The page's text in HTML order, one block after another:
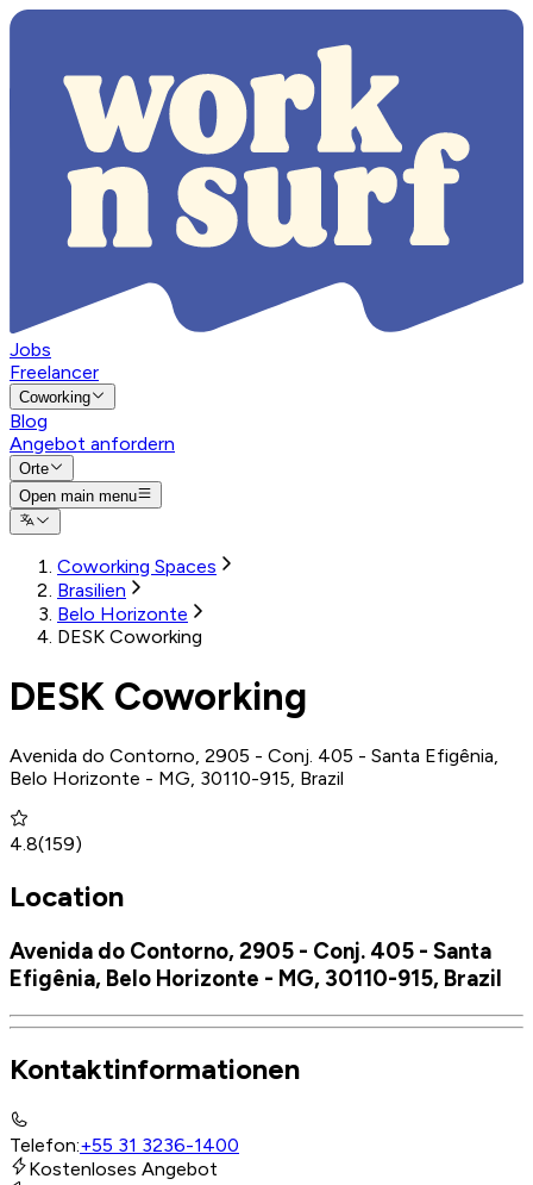
Jobs
Freelancer
Coworking
Blog
Angebot anfordern
Orte
Open main menu
Coworking Spaces
Brasilien
Belo Horizonte
DESK Coworking
DESK Coworking
Avenida do Contorno, 2905 - Conj. 405 - Santa Efigênia,
Belo Horizonte - MG, 30110-915, Brazil
4.8(159)
Location
Avenida do Contorno, 2905 - Conj. 405 - Santa
Efigênia, Belo Horizonte - MG, 30110-915, Brazil
Kontaktinformationen
Telefon:+55 31 3236-1400
Kostenloses Angebot